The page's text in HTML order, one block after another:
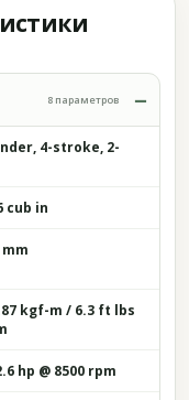
8 параметров
4-stroke, 2-
cub in
mm
kgf-m / 6.3 ft lbs
hp @ 8500 rpm